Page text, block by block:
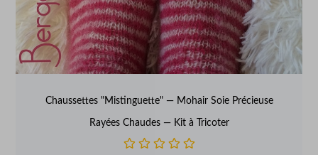
Chaussettes "Mistinguette" — Mohair Soie Précieuse
Rayées Chaudes — Kit à Tricoter